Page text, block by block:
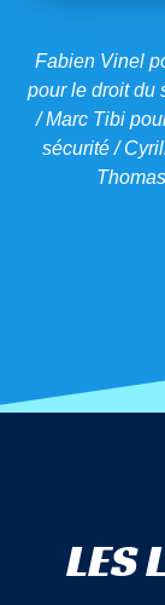
Fabien Vinel
pour le droit du
/ Marc Tibi
sécurité /
LES